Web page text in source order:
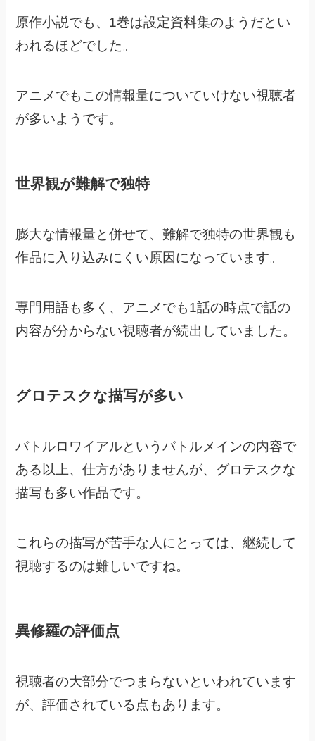
原作小説でも、1巻は設定資料集のようだとい
われるほどでした。
アニメでもこの情報量についていけない視聴者
が多いようです。
世界観が難解で独特
膨大な情報量と併せて、難解で独特の世界観も
作品に入り込みにくい原因になっています。
専門用語も多く、アニメでも1話の時点で話の
内容が分からない視聴者が続出していました。
グロテスクな描写が多い
バトルロワイアルというバトルメインの内容で
ある以上、仕方がありませんが、 グロテスクな
描写も多い作品です。
これらの描写が苦手な人にとっては、継続して
視聴するのは難しいですね。
異修羅の評価点
視聴者の大部分でつまらないといわれています
が、評価されている点もあります。